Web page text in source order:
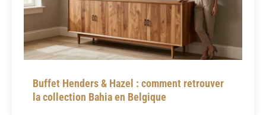
Buffet Henders & Hazel : comment retrouver
la collection Bahia en Belgique